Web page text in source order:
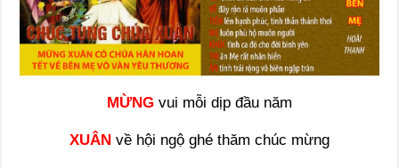
MỪNGvui mỗi dịp đầu năm
XUÂN về hội ngộ ghé thăm chúc mừng